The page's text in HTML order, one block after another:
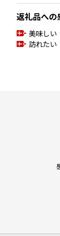
返礼品への
美味しい
訪れたい